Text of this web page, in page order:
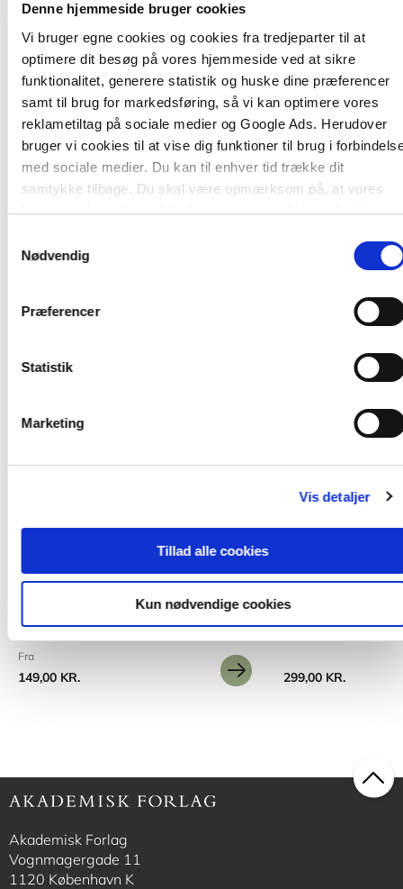
Denne hjemmeside bruger cookies
Vi bruger egne cookies og cookies fra tredjeparter til at
optimere dit besøg på vores hjemmeside ved at sikre
funktionalitet, generere statistik og huske dine præferencer
samt til brug for markedsføring, så vi kan optimere vores
reklametiltag på sociale medier og Google Ads. Herudover
bruger vi cookies til at vise dig funktioner til brug i
med sociale medier. Du kan til enhver tid trække dit
samtykke tilbage. Du skal være opmærksom på, at vores
hjemmeside muligvis ikke fungerer optimalt, hvis du ikke
Nødvendig
Præferencer
Statistik
Marketing
Vis detaljer
Tillad alle cookies
Kun nødvendige cookies
med udviklingen inden for området. Der er lagt
vægt på den styrkede pædagogiske læreplan og
det, den betyder for det pædagogiske arbejde i
daginstitutionerne.
Serie
Trine Kjær Krogh Helle Bylander Kari Hole
Fra
149,00 KR.
Softcover
Elsebeth Jensen
299,00 KR.
Akademisk Forlag
Vognmagergade 11
1120 København K